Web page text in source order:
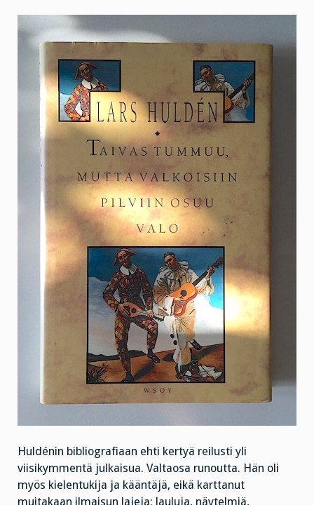
Huldénin bibliografiaan ehti kertyä reilusti yli
viisikymmentä julkaisua. Valtaosa runoutta. Hän oli
myös kielentukija ja kääntäjä, eikä karttanut
muitakaan ilmaisun lajeja: lauluja, näytelmiä,